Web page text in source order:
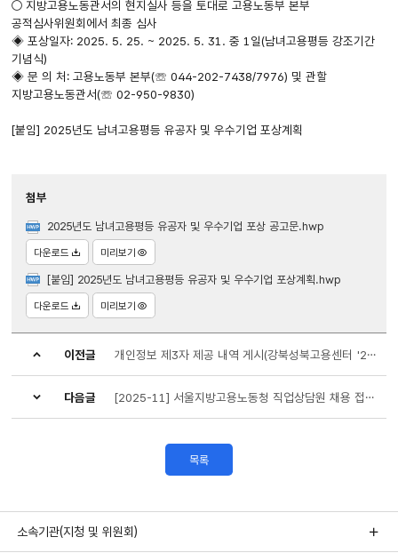
○ 지방고용노동관서의 현지실사 등을 토대로 고용노동부 본부
공적심사위원회에서 최종 심사
◈ 포상일자: 2025. 5. 25. ~ 2025. 5. 31. 중 1일(남녀고용평등 강조기간
기념식)
◈ 문 의 처: 고용노동부 본부(☏ 044-202-7438/7976) 및 관할
지방고용노동관서(☏ 02-950-9830)
[붙임] 2025년도 남녀고용평등 유공자 및 우수기업 포상계획
첨부
2025년도 남녀고용평등 유공자 및 우수기업 포상 공고문.hwp
다운로드 미리보기
[붙임] 2025년도 남녀고용평등 유공자 및 우수기업 포상계획.hwp
다운로드 미리보기
이전글 개인정보 제3자 제공 내역 게시(강북성북고용센터 '24.12월)
다음글 [2025-11] 서울지방고용노동청 직업상담원 채용 접수기간 연장공고[장애인 제한경쟁]
목록
소속기관(지청 및 위원회)